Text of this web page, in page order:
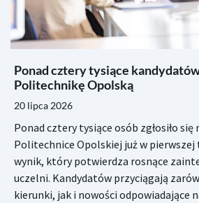
Ponad cztery tysiące
Politechnikę Opolską
20 lipca 2026
Ponad cztery tysiące osób zgłosiło się
Politechnice Opolskiej już w
wynik, który potwierdza rosnące
uczelni. Kandydatów przyciągają
kierunki, jak i nowości odpowiadające